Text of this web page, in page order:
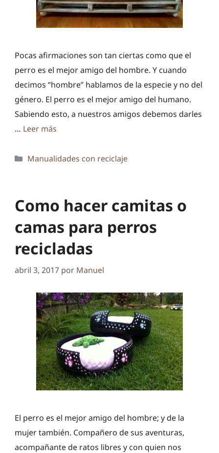
Pocas afirmaciones son tan ciertas como que el
perro es el mejor amigo del hombre. Y cuando
decimos “hombre” hablamos de la especie y no del
género. El perro es el mejor amigo del humano.
Sabiendo esto, a nuestros amigos debemos darles
… Leer más
Categorías
Manualidades con reciclaje
Como hacer camitas o
camas para perros
recicladas
abril 3, 2017 por Manuel
El perro es el mejor amigo del hombre; y de la
mujer también. Compañero de sus aventuras,
acompañante de ratos libres y con quien nos